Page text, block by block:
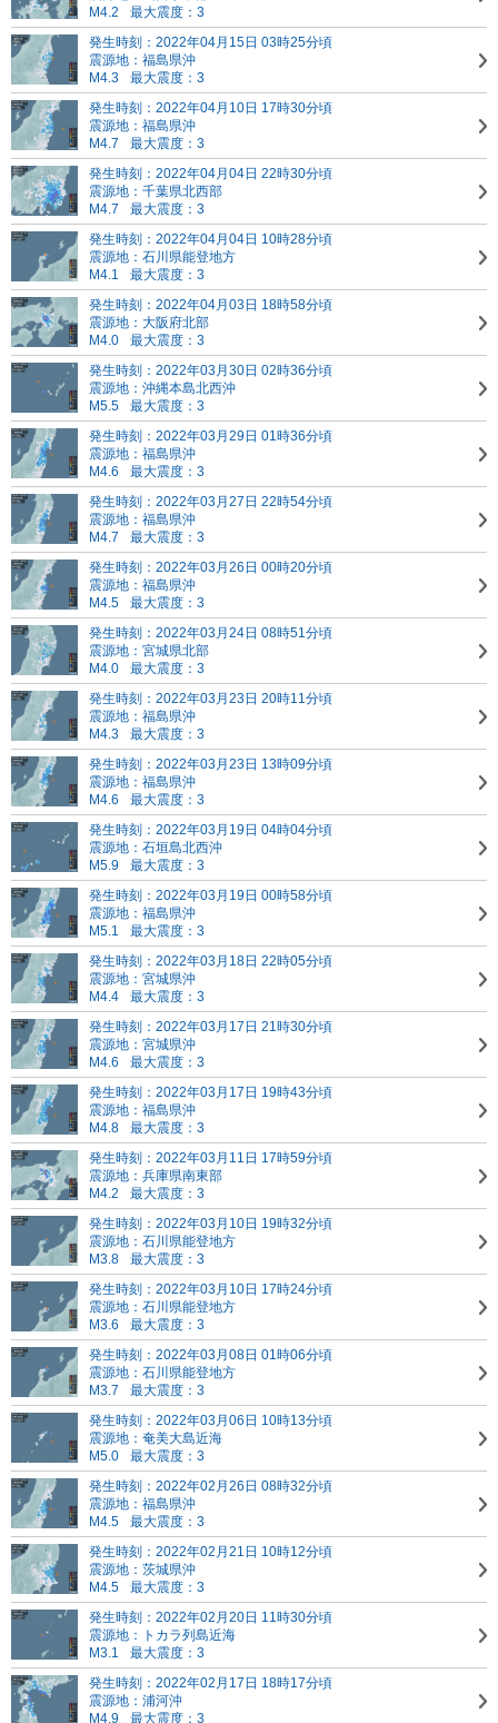
M4.2
最大震度：3
発生時刻：2022年04月15日 03時25分頃
震源地：福島県沖
M4.3
最大震度：3
発生時刻：2022年04月10日 17時30分頃
震源地：福島県沖
M4.7
最大震度：3
発生時刻：2022年04月04日 22時30分頃
震源地：千葉県北西部
M4.7
最大震度：3
発生時刻：2022年04月04日 10時28分頃
震源地：石川県能登地方
M4.1
最大震度：3
発生時刻：2022年04月03日 18時58分頃
震源地：大阪府北部
M4.0
最大震度：3
発生時刻：2022年03月30日 02時36分頃
震源地：沖縄本島北西沖
M5.5
最大震度：3
発生時刻：2022年03月29日 01時36分頃
震源地：福島県沖
M4.6
最大震度：3
発生時刻：2022年03月27日 22時54分頃
震源地：福島県沖
M4.7
最大震度：3
発生時刻：2022年03月26日 00時20分頃
震源地：福島県沖
M4.5
最大震度：3
発生時刻：2022年03月24日 08時51分頃
震源地：宮城県北部
M4.0
最大震度：3
発生時刻：2022年03月23日 20時11分頃
震源地：福島県沖
M4.3
最大震度：3
発生時刻：2022年03月23日 13時09分頃
震源地：福島県沖
M4.6
最大震度：3
発生時刻：2022年03月19日 04時04分頃
震源地：石垣島北西沖
M5.9
最大震度：3
発生時刻：2022年03月19日 00時58分頃
震源地：福島県沖
M5.1
最大震度：3
発生時刻：2022年03月18日 22時05分頃
震源地：宮城県沖
M4.4
最大震度：3
発生時刻：2022年03月17日 21時30分頃
震源地：宮城県沖
M4.6
最大震度：3
発生時刻：2022年03月17日 19時43分頃
震源地：福島県沖
M4.8
最大震度：3
発生時刻：2022年03月11日 17時59分頃
震源地：兵庫県南東部
M4.2
最大震度：3
発生時刻：2022年03月10日 19時32分頃
震源地：石川県能登地方
M3.8
最大震度：3
発生時刻：2022年03月10日 17時24分頃
震源地：石川県能登地方
M3.6
最大震度：3
発生時刻：2022年03月08日 01時06分頃
震源地：石川県能登地方
M3.7
最大震度：3
発生時刻：2022年03月06日 10時13分頃
震源地：奄美大島近海
M5.0
最大震度：3
発生時刻：2022年02月26日 08時32分頃
震源地：福島県沖
M4.5
最大震度：3
発生時刻：2022年02月21日 10時12分頃
震源地：茨城県沖
M4.5
最大震度：3
発生時刻：2022年02月20日 11時30分頃
震源地：トカラ列島近海
M3.1
最大震度：3
発生時刻：2022年02月17日 18時17分頃
震源地：浦河沖
M4.9
最大震度：3